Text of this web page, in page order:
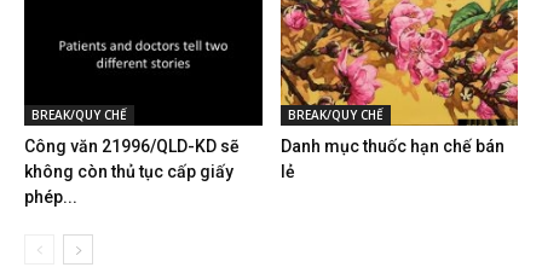
BREAK/QUY CHẾ
Công văn 21996/QLD-KD sẽ
không còn thủ tục cấp giấy
phép...
BREAK/QUY CHẾ
Danh mục thuốc hạn chế bán
lẻ